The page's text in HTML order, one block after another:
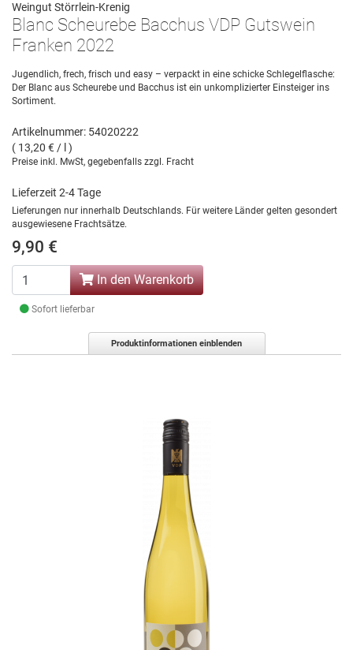
Weingut Störrlein-Krenig
Blanc Scheurebe Bacchus VDP Gutswein
Franken 2022
Jugendlich, frech, frisch und easy – verpackt in eine schicke Schlegelflasche:
Der Blanc aus Scheurebe und Bacchus ist ein unkomplizierter Einsteiger ins
Sortiment.
Artikelnummer: 54020222
( 13,20 € / l )
Preise inkl. MwSt, gegebenfalls zzgl. Fracht
Lieferzeit 2-4 Tage
Lieferungen nur innerhalb Deutschlands. Für weitere Länder gelten gesondert
ausgewiesene Frachtsätze.
9,90 €
In den Warenkorb
Sofort lieferbar
Produktinformationen einblenden